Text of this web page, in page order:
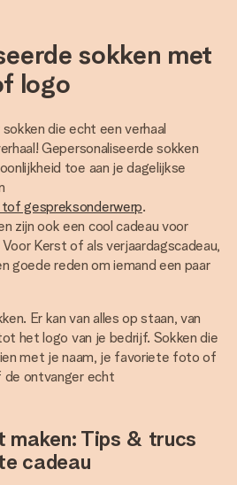
sokken met
logo
die echt een verhaal
Gepersonaliseerde sokken
toe aan je dagelijkse
gespreksonderwerp.
zijn ook een cool cadeau voor
Kerst of als verjaardagscadeau,
goede reden om iemand een paar
Er kan van alles op staan, van
het logo van je bedrijf. Sokken die
met je naam, je favoriete foto of
de ontvanger echt
maken: Tips & trucs
cadeau